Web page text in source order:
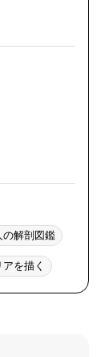
の解剖図鑑
を描く